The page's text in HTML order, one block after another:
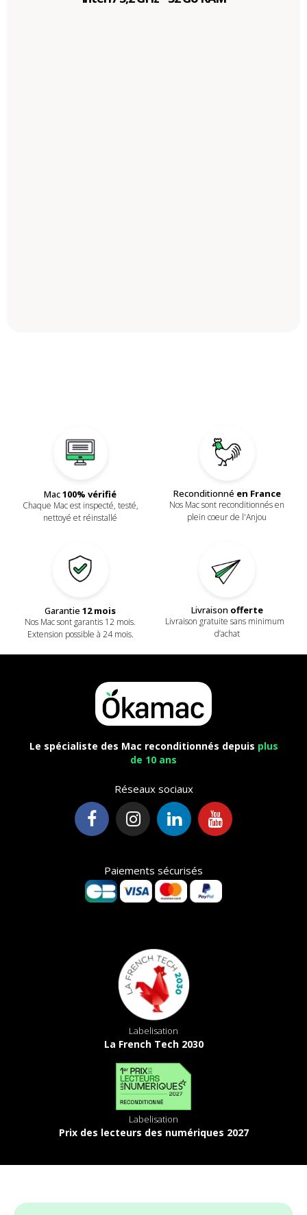
Mac100% vérifié
Chaque Mac est inspecté, testé,
nettoyé et réinstallé
Reconditionné en France
Nos Mac sont reconditionnés en
plein coeur de l'Anjou
Garantie 12 mois
Nos Mac sont garantis 12 mois.
Extension possible à 24 mois.
Livraison offerte
Livraison gratuite sans minimum
d’achat
Le spécialiste des Mac reconditionnés depuis plus
de 10 ans
Réseaux sociaux
Paiements sécurisés
Labelisation
La French Tech 2030
Labelisation
Prix des lecteurs des numériques 2027